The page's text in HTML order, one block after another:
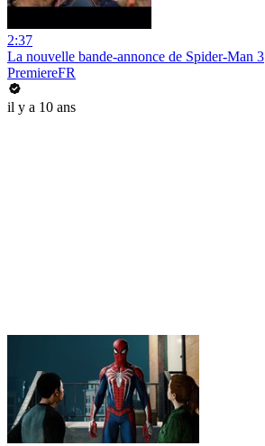
2:37
La nouvelle bande-annonce de Spider-Man 3
PremiereFR
il y a 10 ans